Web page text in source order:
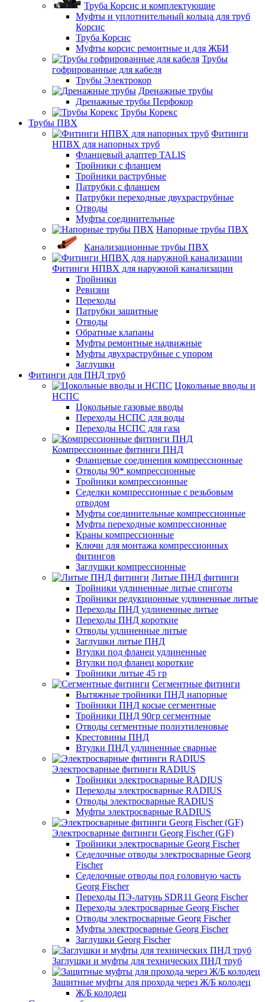
Труба Корсис и комплектующие
Муфты и уплотнительный кольца для труб
Корсис
Труба Корсис
Муфты корсис ремонтные и для ЖБИ
Трубы
гофрированные для кабеля
Трубы Электрокор
Дренажные трубы
Дренажные трубы Перфокор
Трубы Корекс
Трубы ПВХ
Фитинги
НПВХ для напорных труб
Фланцевый адаптер TALIS
Тройники с фланцем
Тройники раструбные
Патрубки с фланцем
Патрубки переходные двухраструбные
Отводы
Муфты соединительные
Напорные трубы ПВХ
Канализационные трубы ПВХ
Фитинги НПВХ для наружной канализации
Тройники
Ревизии
Переходы
Патрубки защитные
Отводы
Обратные клапаны
Муфты ремонтные надвижные
Муфты двухраструбные с упором
Заглушки
Фитинги для ПНД труб
Цокольные вводы и
НСПС
Цокольные газовые вводы
Переходы НСПС для воды
Переходы НСПС для газа
Компрессионные фитинги ПНД
Фланцевые соединения компрессионные
Отводы 90* компрессионные
Тройники компрессионные
Седелки компрессионные с резьбовым
отводом
Муфты соединительные компрессионные
Муфты переходные компрессионные
Краны компрессионные
Ключи для монтажа компрессионных
фитингов
Заглушки компрессионные
Литые ПНД фитинги
Тройники удлиненные литые спиготы
Тройники редукционные удлиненные литые
Переходы ПНД удлиненные литые
Переходы ПНД короткие
Отводы удлиненные литые
Заглушки литые ПНД
Втулки под фланец удлиненные
Втулки под фланец короткие
Тройники литые 45 гр
Сегментные фитинги
Вытяжные тройники ПНД напорные
Тройники ПНД косые сегментные
Тройники ПНД 90гр сегментные
Отводы сегментные полиэтиленовые
Крестовины ПНД
Втулки ПНД удлиненные сварные
Электросварные фитинги RADIUS
Тройники электросварные RADIUS
Переходы электросварные RADIUS
Отводы электросварные RADIUS
Муфты электросварные RADIUS
Электросварные фитинги Georg Fischer (GF)
Тройники электросварные Georg Fischer
Седелочные отводы электросварные Georg
Fischer
Седелочные отводы под головную часть
Georg Fischer
Переходы ПЭ-латунь SDR11 Georg Fischer
Переходы электросварные Georg Fischer
Отводы электросварные Georg Fischer
Муфты электросварные Georg Fischer
Заглушки Georg Fischer
Заглушки и муфты для технических ПНД труб
Защитные муфты для прохода через Ж/Б колодец
Ж/Б колодец